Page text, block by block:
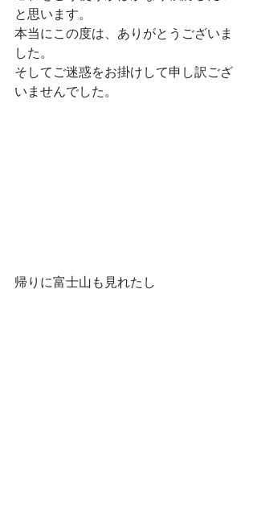
と思います。
本当にこの度は、ありがとうございま
した。
そしてご迷惑をお掛けして申し訳ござ
いませんでした。
帰りに富士山も見れたし